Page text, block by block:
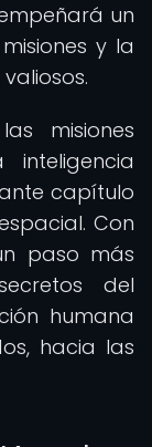
un
y la
misiones
capítulo
Con
paso más
del
humana
hacia las